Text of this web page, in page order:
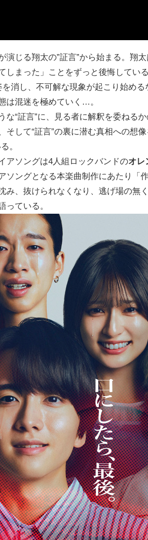
演じる翔太の”証言”から始まる。翔
しまった」ことをずっと後悔している
消し、不可解な現象が起こり始める
は混迷を極めていく…。
な“証言”に、見る者に解釈を委ねる
して“証言”の裏に潜む真相への想
。
アソングは4人組ロックバンドのオレ
ソングとなる本楽曲制作にあたり「
み、抜けられなくなり、逃げ場の無
っている。